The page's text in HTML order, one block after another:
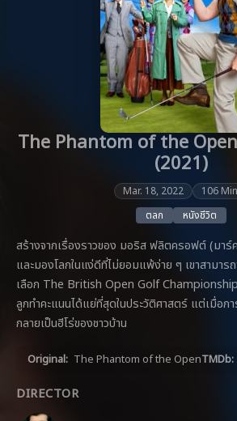
The Phantom of the
(2021)
Mar. 18, 2022
106
ตลก
หนังชีวิต
สร้างจากเรื่องราวของ มอริส ฟลิตครอฟต์ (มาร์
และมองโลกในแง่ดีที่ไม่ยอมแพ้ง่าย ๆ เขาสามาร
เลือก The British Open Golf
ลูกทำคะแนนได้แย่ที่สุดในประวัติศาสตร์ แต่เมื่อกา
กลายเป็นฮีโร่ของชาวบ้าน
Original: The Phantom of the OpenTMDb:
DIRECTOR